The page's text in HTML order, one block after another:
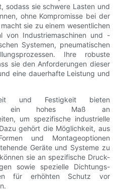
sodass sie schwere Lasten und
ohne Kompromisse bei der
sie zu einem wesentlichen
von Industriemaschinen und -
Systemen, pneumatischen
Ihre robuste
sie den Anforderungen dieser
eine dauerhafte Leistung und
und Festigkeit bieten
ein hohes Maß an
um spezifische industrielle
gehört die Möglichkeit, aus
und Montageoptionen
Geräte und Systeme zu
sie an spezifische Druck-
sowie spezielle Dichtungs-
für erhöhten Schutz vor